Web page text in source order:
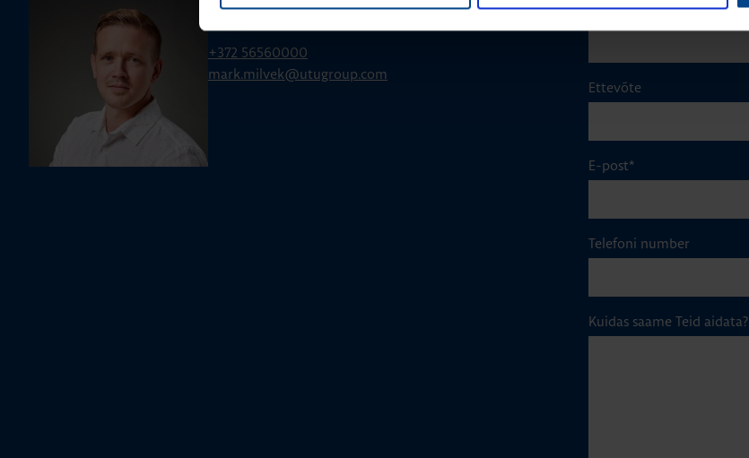
+372 56560000
mark.milvek@utugroup.com
Perekonnanimi*
Ettevõte
E-post*
Telefoni number
Kuidas saame Teid aidata?